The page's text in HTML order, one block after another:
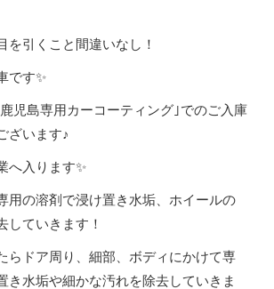
を引くこと間違いなし！
です✨
児島専用カーコーティング｣でのご入庫
ざいます♪
へ入ります✨️
用の溶剤で浸け置き水垢、ホイールの
していきます！
らドア周り、細部、ボディにかけて専
き水垢や細かな汚れを除去していきま